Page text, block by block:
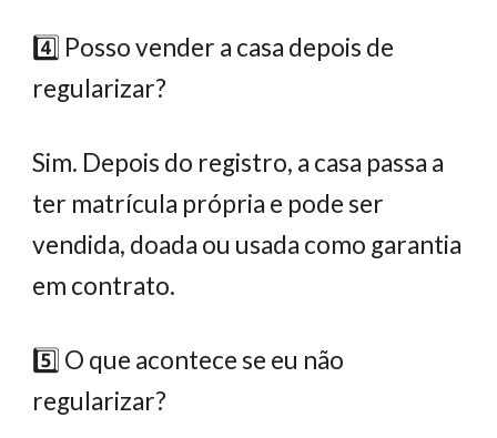
4️⃣ Posso vender a casa depois de
regularizar?
Sim. Depois do registro, a casa passa a
ter matrícula própria e pode ser
vendida, doada ou usada como garantia
em contrato.
5️⃣ O que acontece se eu não
regularizar?